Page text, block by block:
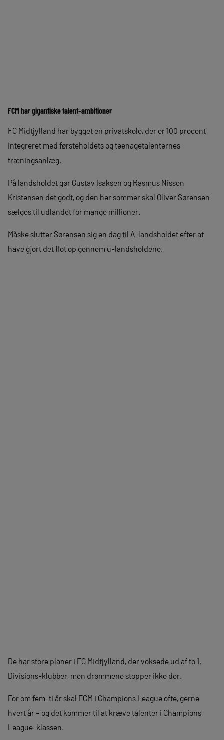
FCM har gigantiske talent-ambitioner
FC Midtjylland har bygget en privatskole, der er 100 procent
integreret med førsteholdets og teenagetalenternes
træningsanlæg.
På landsholdet gør Gustav Isaksen og Rasmus Nissen
Kristensen det godt, og den her sommer skal Oliver Sørensen
sælges til udlandet for mange millioner.
Måske slutter Sørensen sig en dag til A-landsholdet efter at
have gjort det flot op gennem u-landsholdene.
De har store planer i FC Midtjylland, der voksede ud af to 1.
Divisions-klubber, men drømmene stopper ikke der.
For om fem-ti år skal FCM i Champions League ofte, gerne
hvert år – og det kommer til at kræve talenter i Champions
League-klassen.